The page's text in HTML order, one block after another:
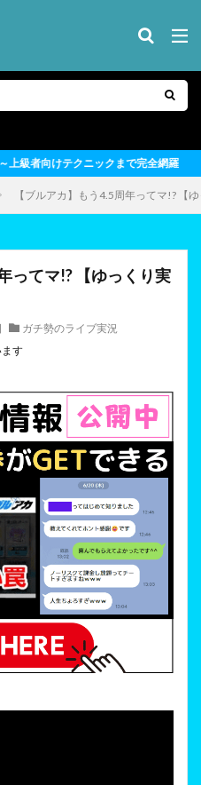
【ブルアカ】もう4.5周年ってマ!? 【
ってマ!? 【ゆっくり実
ガチ勢のライブ実況
す